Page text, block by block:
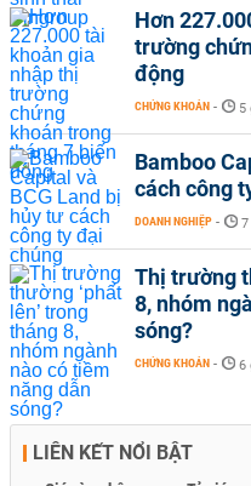
Hơn
trường
động
CHỨNG KHOÁN - 5
Bamboo
cách công
DOANH NGHIỆP -
Thị trường
8, nhóm
sóng?
CHỨNG KHOÁN - 6
LIÊN KẾT NỔI BẬT